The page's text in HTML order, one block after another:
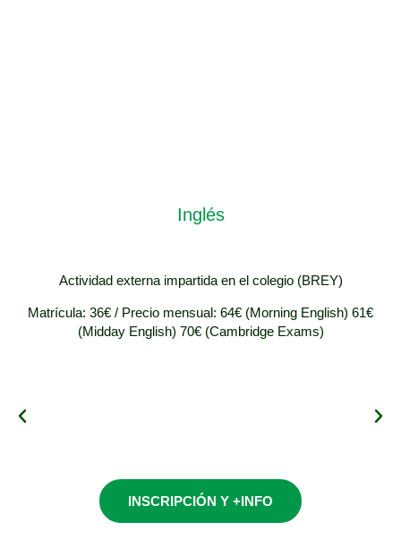
Inglés
Actividad externa impartida en el colegio (BREY)
Matrícula: 36€ / Precio mensual: 64€ (Morning English) 61€
(Midday English) 70€ (Cambridge Exams)
Morning English
(Infantil)
De lunes a viernes /
INSCRIPCIÓN Y +INFO